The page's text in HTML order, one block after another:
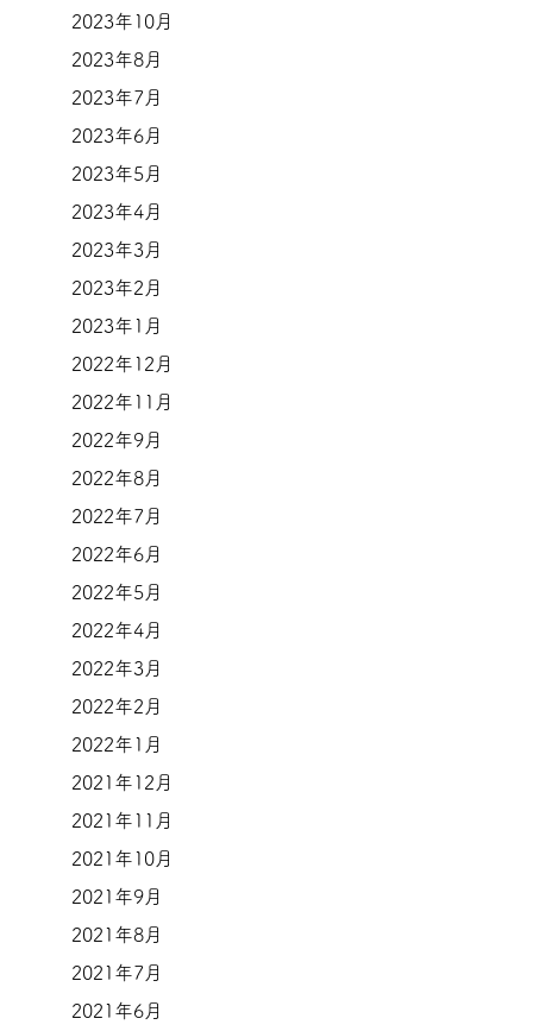
2023年10月
2023年8月
2023年7月
2023年6月
2023年5月
2023年4月
2023年3月
2023年2月
2023年1月
2022年12月
2022年11月
2022年9月
2022年8月
2022年7月
2022年6月
2022年5月
2022年4月
2022年3月
2022年2月
2022年1月
2021年12月
2021年11月
2021年10月
2021年9月
2021年8月
2021年7月
2021年6月